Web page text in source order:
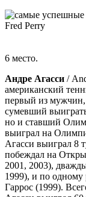
6 место.
Андре Агасси /
американский
первый из мужчин,
сумевший
но и ставший
выиграл на
Агасси выиграл 8
побеждал на
2001, 2003),
1999), и по одному
Гаррос (1999).